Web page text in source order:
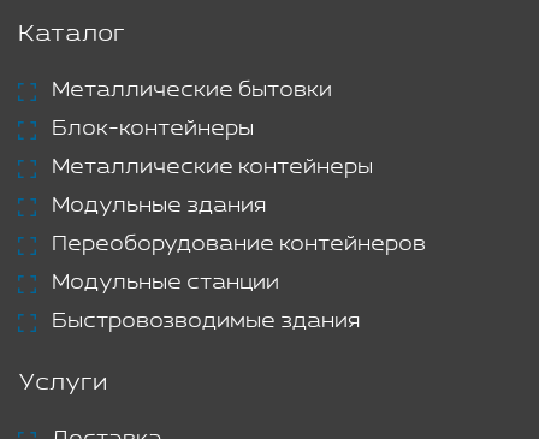
Каталог
Металлические бытовки
Блок-контейнеры
Металлические контейнеры
Модульные здания
Переоборудование контейнеров
Модульные станции
Быстровозводимые здания
Услуги